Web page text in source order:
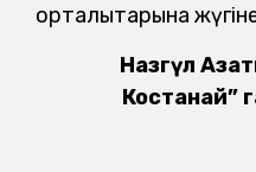
орталықтарына
Назгүл
Костанай”